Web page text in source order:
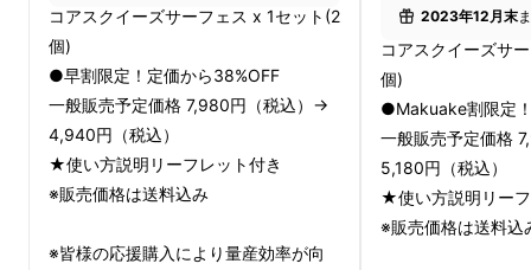
そう考えることからスタートし、より質の高い
トレーニングと、続けていただくための環境づ
くりに努めています。
誰よりもお客様側に立ち、最良のトレーニング
方式を追求してきたパーソナルトレーニングス
タジオ「AXIS（アキシャス）」
コアスクイーズサーフェス x 1セット(2
個)
●早割限定！定価から38%OFF
一般販売予定価格 7,980円（税込）→
4,940円（税込）
★使い方説明リーフレット付き
※販売価格は送料込み
※皆様の応援購入により量産効率が向
2023年12月末
コアスクイーズサ
個)
●Makuake割限定
一般販売予定価格
5,180円（税込）
★使い方説明リー
※販売価格は送料込